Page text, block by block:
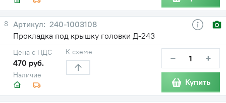
8
240-1003108
Прокладка под крышку головки Д-243
Наличие
Цена с НДС
470 руб.
К схеме − +
Купить